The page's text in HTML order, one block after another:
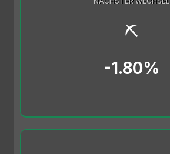
⛏️
-1.80%